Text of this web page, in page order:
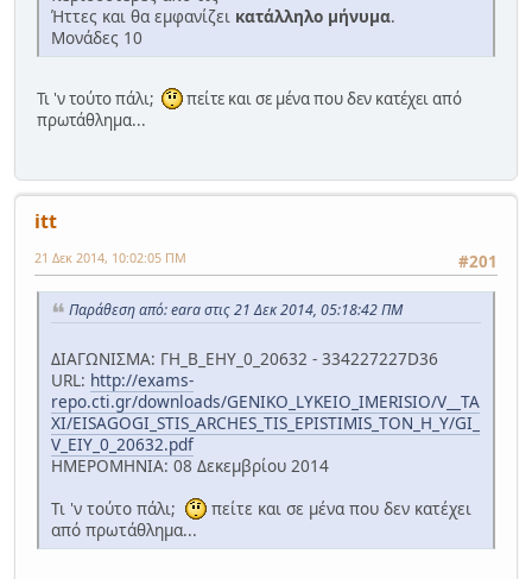
Ήττες και θα εμφανίζει κατάλληλο μήνυμα.
Μονάδες 10
Τι 'ν τούτο πάλι;
πείτε και σε μένα που δεν κατέχει από
πρωτάθλημα...
itt
#201
21 Δεκ 2014, 10:02:05 ΠΜ
Παράθεση από: eara στις 21 Δεκ 2014, 05:18:42 ΠΜ
ΔΙΑΓΩΝΙΣΜΑ: ΓΗ_Β_ΕΗΥ_0_20632 - 334227227D36
URL: http://exams-
repo.cti.gr/downloads/GENIKO_LYKEIO_IMERISIO/V__TA
XI/EISAGOGI_STIS_ARCHES_TIS_EPISTIMIS_TON_H_Y/GI_
V_EIY_0_20632.pdf
ΗΜΕΡΟΜΗΝΙΑ: 08 Δεκεμβρίου 2014
Τι 'ν τούτο πάλι;
πείτε και σε μένα που δεν κατέχει
από πρωτάθλημα...